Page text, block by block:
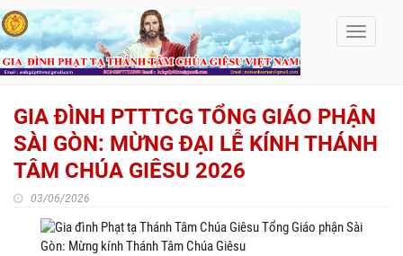
Toggle
GIA ĐÌNH PTTTCG TỔNG GIÁO PHẬN
SÀI GÒN: MỪNG ĐẠI LỄ KÍNH THÁNH
TÂM CHÚA GIÊSU 2026
03/06/2026